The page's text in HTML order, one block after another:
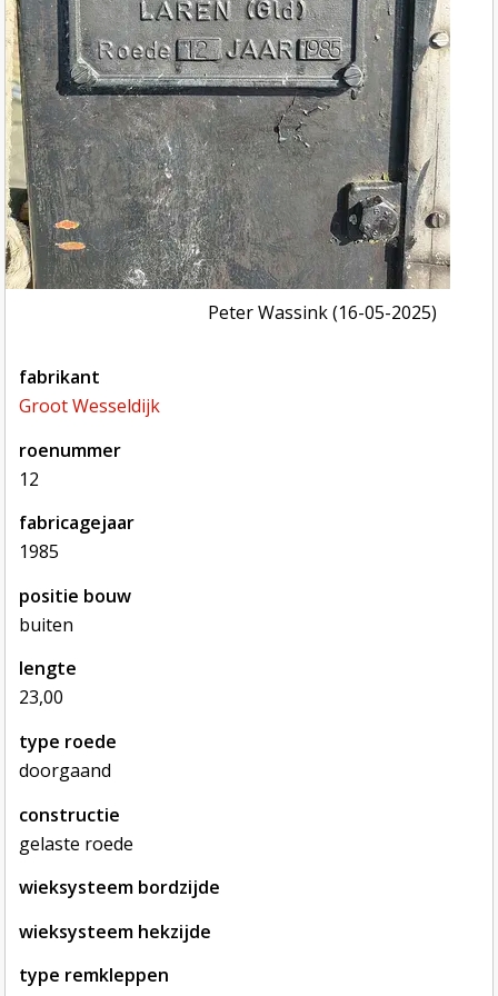
Peter Wassink (16-05-2025)
fabrikant
Groot Wesseldijk
roenummer
12
fabricagejaar
1985
positie bouw
buiten
lengte
23,00
type roede
doorgaand
constructie
gelaste roede
wieksysteem bordzijde
wieksysteem hekzijde
type remkleppen